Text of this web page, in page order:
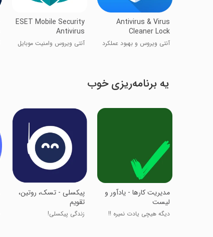
Antivirus & Virus
Cleaner Lock
آنتی ویروس و بهبود عملکرد
ESET Mobile Security
Antivirus
آنتی ویروس وامنیت موبایل
یه برنامه‌ریزی خوب
‏مدیریت کارها - یادآور و
لیست
دیگه هیچی یادت نمیره !!
‏‏‏‏‏‏‏‏‏‏‏پیکسلی - تسک، روتین،
تقویم
زندگی پیکسلی!